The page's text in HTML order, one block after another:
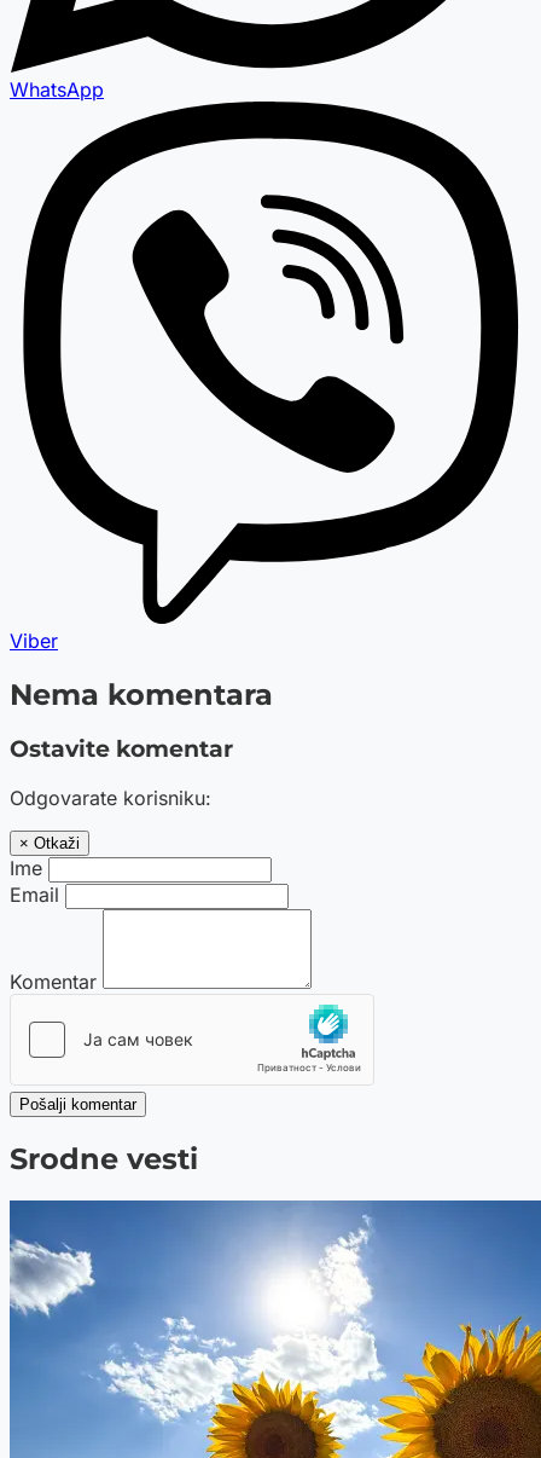
WhatsApp
Viber
Nema komentara
Ostavite komentar
Odgovarate korisniku:
× Otkaži
Ime
Email
Komentar
Pošalji komentar
Srodne vesti